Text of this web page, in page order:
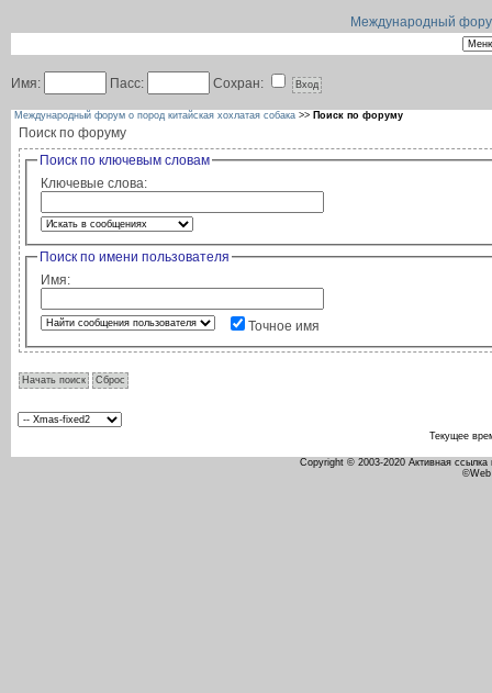
Международный
Имя: Пасс: Сохран:
Международный форум о пород китайская хохлатая собака >> Поиск по форуму
Поиск по форуму
Поиск по ключевым словам
Ключевые слова:
Поиск по имени пользователя
Имя:
Точное имя
Текущее
Copyright © 2003-2020 Активная ссылка